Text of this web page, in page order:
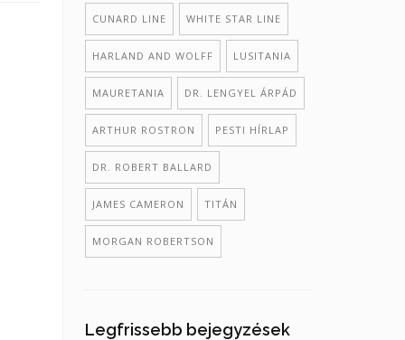
CUNARD LINE WHITE STAR LINE
HARLAND AND WOLFF LUSITANIA
MAURETANIA DR. LENGYEL ÁRPÁD
ARTHUR ROSTRON PESTI HÍRLAP
DR. ROBERT BALLARD
JAMES CAMERON TITÁN
MORGAN ROBERTSON
Legfrissebb bejegyzések